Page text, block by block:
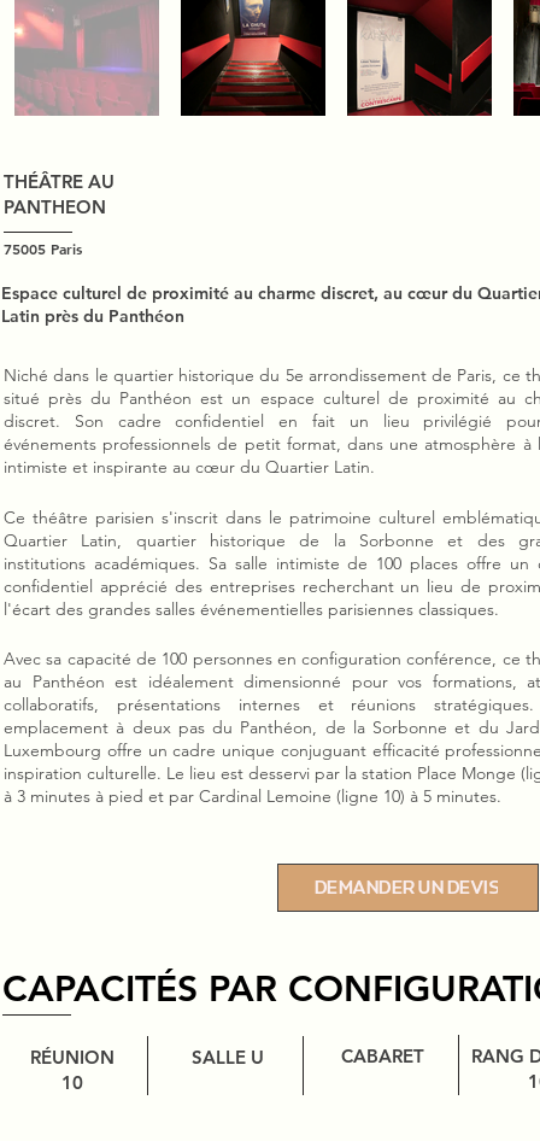
THÉÂTRE AU
PANTHEON
75005 Paris
Niché dans le quartier historique du 5e arrondissement de Paris, ce
situé près du Panthéon est un espace culturel de proximité au
discret. Son cadre confidentiel en fait un lieu privilégié
événements professionnels de petit format, dans une atmosphère à
intimiste et inspirante au cœur du Quartier Latin.
Ce théâtre parisien s'inscrit dans le patrimoine culturel
Quartier Latin, quartier historique de la Sorbonne et des
institutions académiques. Sa salle intimiste de 100 places offre un
confidentiel apprécié des entreprises recherchant un lieu de
l'écart des grandes salles événementielles parisiennes classiques.
Avec sa capacité de 100 personnes en configuration conférence, ce
au Panthéon est idéalement dimensionné pour vos formations,
collaboratifs, présentations internes et réunions
emplacement à deux pas du Panthéon, de la Sorbonne et du
Luxembourg offre un cadre unique conjuguant efficacité
inspiration culturelle. Le lieu est desservi par la station Place Monge
à 3 minutes à pied et par Cardinal Lemoine (ligne 10) à 5 minutes.
Espace culturel de proximité au charme discret, au cœur du
Latin près du Panthéon
DEMANDER UN DEVIS
CAPACITÉS PAR
RÉUNION
10
SALLE U CABARET
RANG